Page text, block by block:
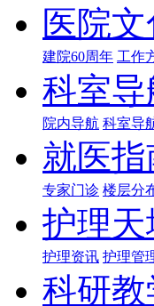
医院
建院60周年 工作
科室导
院内导航 科室导
就医指
专家门诊 楼层分
护理天
护理资讯 护理管
科研教